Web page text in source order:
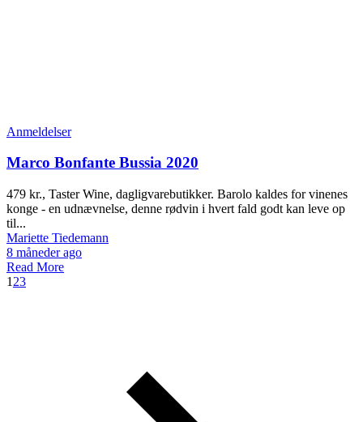
Anmeldelser
Marco Bonfante Bussia 2020
479 kr., Taster Wine, dagligvarebutikker. Barolo kaldes for vinenes
konge - en udnævnelse, denne rødvin i hvert fald godt kan leve op
til...
Mariette Tiedemann
8 måneder ago
Read More
1 23